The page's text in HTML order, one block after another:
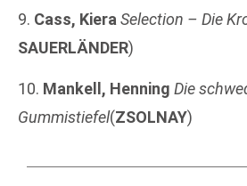
9. Cass, Kiera Selection – Die
SAUERLÄNDER)
10. Mankell, Henning Die
Gummistiefel(ZSOLNAY)